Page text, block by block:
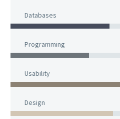
Databases
Programming
Usability
Design